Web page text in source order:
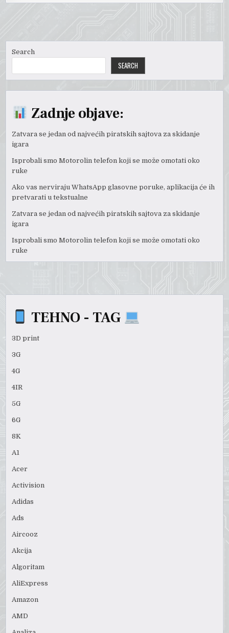
Search
SEARCH
Zadnje objave:
Zatvara se jedan od najvećih piratskih sajtova za skidanje
igara
Isprobali smo Motorolin telefon koji se može omotati oko
ruke
Ako vas nerviraju WhatsApp glasovne poruke, aplikacija će ih
pretvarati u tekstualne
Zatvara se jedan od najvećih piratskih sajtova za skidanje
igara
Isprobali smo Motorolin telefon koji se može omotati oko
ruke
TEHNO - TAG
3D print
3G
4G
4IR
5G
6G
8K
A1
Acer
Activision
Adidas
Ads
Aircooz
Akcija
Algoritam
AliExpress
Amazon
AMD